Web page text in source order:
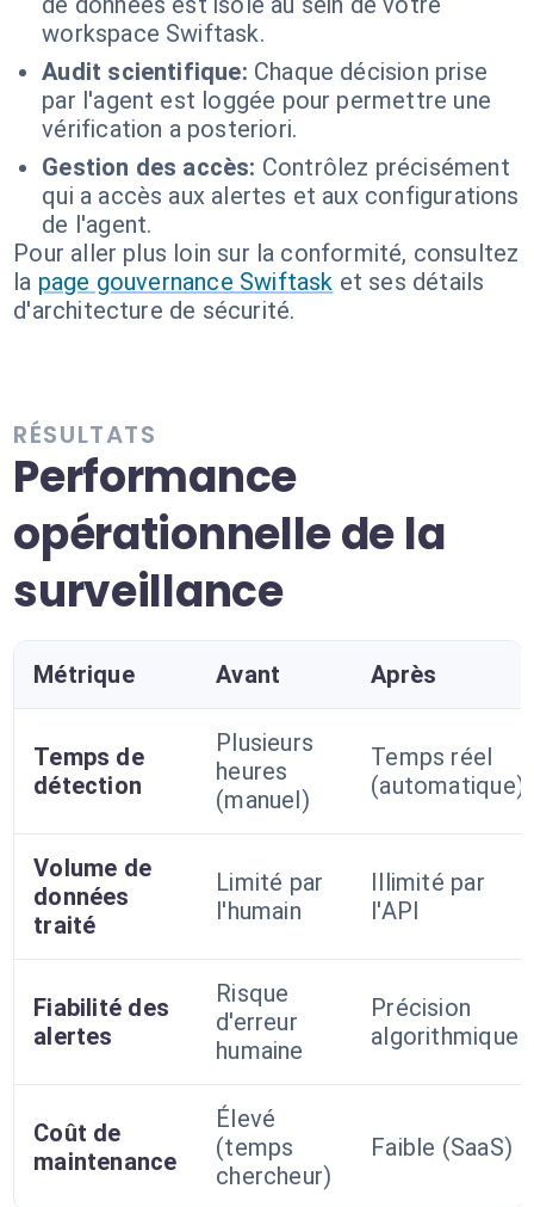
workspace Swiftask.
Audit scientifique: Chaque décision prise
par l'agent est loggée pour permettre une
vérification a posteriori.
Gestion des accès: Contrôlez précisément
qui a accès aux alertes et aux configurations
de l'agent.
Pour aller plus loin sur la conformité, consultez
la page gouvernance Swiftask et ses détails
d'architecture de sécurité.
RÉSULTATS
Performance
opérationnelle de la
surveillance
Métrique Avant Après
Temps de
détection
Plusieurs
heures
(manuel)
Temps réel
(automatique)
Volume de
données
traité
Limité par
l'humain
Illimité par
l'API
Fiabilité des
alertes
Risque
d'erreur
humaine
Précision
algorithmique
Coût de
maintenance
Élevé
(temps
chercheur)
Faible (SaaS)